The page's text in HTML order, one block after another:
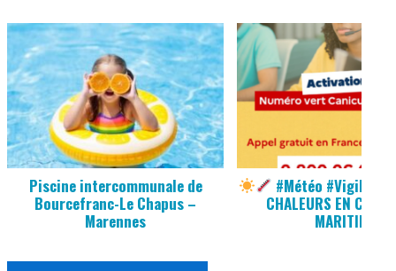
Piscine intercommunale de
Bourcefranc-Le Chapus –
Marennes
#Météo #Vigilance
CHALEURS EN
MARITIME